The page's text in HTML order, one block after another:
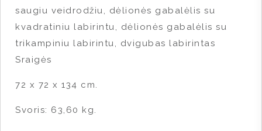
saugiu veidrodžiu, dėlionės gabalėlis su
kvadratiniu labirintu, dėlionės gabalėlis su
trikampiniu labirintu, dvigubas labirintas
Sraigės
72 x 72 x 134 cm.
Svoris: 63,60 kg.